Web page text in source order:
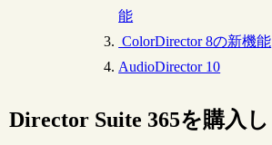
能
ColorDirector 8の新機能
AudioDirector 10
Director Suite 365を購入し